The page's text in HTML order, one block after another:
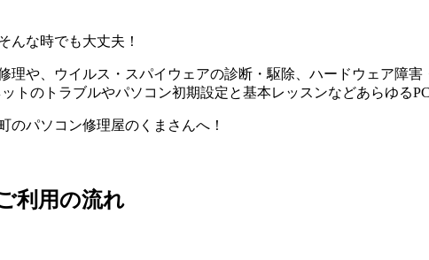
んな時でも大丈夫！
理や、ウイルス・スパイウェアの診断・駆除、ハードウェア障
トのトラブルやパソコン初期設定と基本レッスンなどあらゆる
のパソコン修理屋のくまさんへ！
利用の流れ